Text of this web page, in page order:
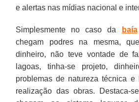
e alertas nas mídias nacional e
Simplesmente no caso da baía
chegam podres na mesma,
dinheiro, não teve vontade de
lagoas, tinha-se projeto,
problemas de natureza técnica e
realização das obras. Destaca-